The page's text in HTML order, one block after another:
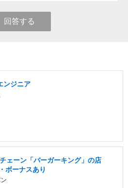
回答する
ンジニア
ェーン「バーガーキング」の店
ボーナスあり